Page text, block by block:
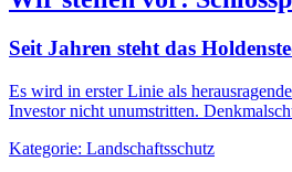
Seit Jahren steht das
Es wird in erster Linie als
Investor nicht unumstritten.
Kategorie: Landschaftsschutz